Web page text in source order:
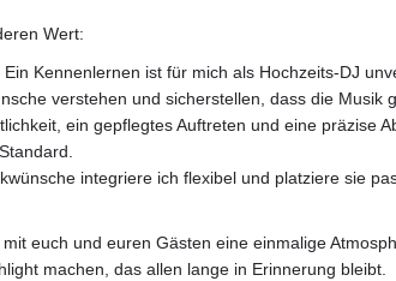
Wert:
Kennenlernen ist für mich als Hochzeits-DJ
verstehen und sicherstellen, dass die Musik
ein gepflegtes Auftreten und eine präzise
integriere ich flexibel und platziere sie
euch und euren Gästen eine einmalige
machen, das allen lange in Erinnerung bleibt.